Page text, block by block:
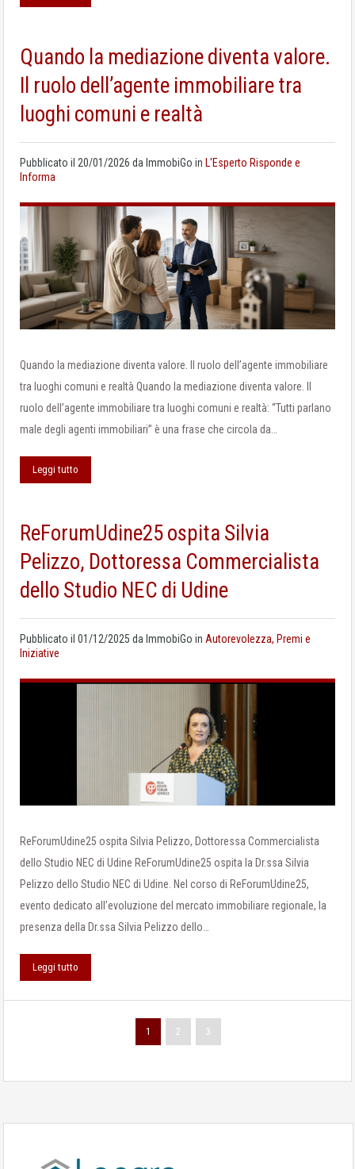
Quando la mediazione diventa valore.
Il ruolo dell’agente immobiliare tra
luoghi comuni e realtà
Pubblicato il 20/01/2026 da ImmobiGo in L'Esperto Risponde e
Informa
Quando la mediazione diventa valore. Il ruolo dell’agente immobiliare
tra luoghi comuni e realtà Quando la mediazione diventa valore. Il
ruolo dell’agente immobiliare tra luoghi comuni e realtà: “Tutti parlano
male degli agenti immobiliari” è una frase che circola da…
Leggi tutto
ReForumUdine25 ospita Silvia
Pelizzo, Dottoressa Commercialista
dello Studio NEC di Udine
Pubblicato il 01/12/2025 da ImmobiGo in Autorevolezza, Premi e
Iniziative
ReForumUdine25 ospita Silvia Pelizzo, Dottoressa Commercialista
dello Studio NEC di Udine ReForumUdine25 ospita la Dr.ssa Silvia
Pelizzo dello Studio NEC di Udine. Nel corso di ReForumUdine25,
evento dedicato all’evoluzione del mercato immobiliare regionale, la
presenza della Dr.ssa Silvia Pelizzo dello…
Leggi tutto
1 2 3